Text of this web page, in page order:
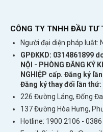
CÔNG TY TNHH ĐẦU TƯ
Người đại diện pháp luật:
GPĐKKD: 0314861899
NỘI - PHÒNG ĐĂNG KÝ
NGHIỆP cấp. Đăng ký
Đăng ký thay đổi lần
226 Đường Láng, Đống
137 Đường Hòa Hưng,
Hotline: 1900 2106 - 0386